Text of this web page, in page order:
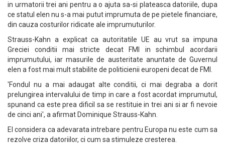
in urmatorii trei ani pentru a o ajuta sa-si plateasca datoriile, dupa
ce statul elen nu s-a mai putut imprumuta de pe pietele financiare,
din cauza costurilor ridicate ale imprumuturilor.
Strauss-Kahn a explicat ca autoritatile UE au vrut sa impuna
Greciei conditii mai stricte decat FMI in schimbul acordarii
imprumutului, iar masurile de austeritate anuntate de Guvernul
elen a fost mai mult stabilite de politicienii europeni decat de FMI.
'Fondul nu a mai adaugat alte conditii, ci mai degraba a dorit
prelungirea intervalului de timp in care a fost acordat imprumutul,
spunand ca este prea dificil sa se restituie in trei ani si ar fi nevoie
de cinci ani', a afirmat Dominique Strauss-Kahn.
El considera ca adevarata intrebare pentru Europa nu este cum sa
rezolve criza datoriilor, ci cum sa stimuleze cresterea.